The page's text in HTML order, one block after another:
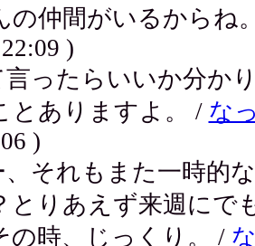
の仲間がいるからね
)
言ったらいいか分か
とありますよ。 / な
)
、それもまた一時的
とりあえず来週にで
の時、じっくり。 /